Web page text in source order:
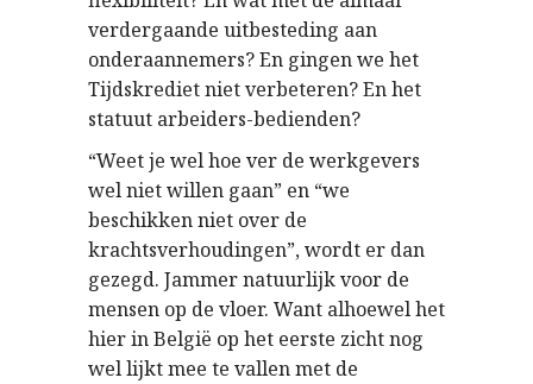
verdergaande uitbesteding aan
onderaannemers? En gingen we het
Tijdskrediet niet verbeteren? En het
statuut arbeiders-bedienden?
“Weet je wel hoe ver de werkgevers
wel niet willen gaan” en “we
beschikken niet over de
krachtsverhoudingen”, wordt er dan
gezegd. Jammer natuurlijk voor de
mensen op de vloer. Want alhoewel het
hier in België op het eerste zicht nog
wel lijkt mee te vallen met de